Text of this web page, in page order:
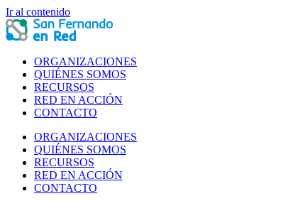
Ir al contenido
ORGANIZACIONES
QUIÉNES SOMOS
RECURSOS
RED EN ACCIÓN
CONTACTO
ORGANIZACIONES
QUIÉNES SOMOS
RECURSOS
RED EN ACCIÓN
CONTACTO